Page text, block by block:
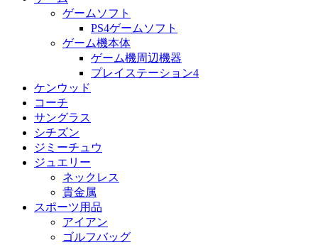
ゲームソフト
PS4ゲームソフト
ゲーム機本体
ゲーム機周辺機器
プレイステーション4
ケンウッド
コーチ
サングラス
シチズン
ジミーチュウ
ジュエリー
ネックレス
貴金属
スポーツ用品
アイアン
ゴルフバッグ